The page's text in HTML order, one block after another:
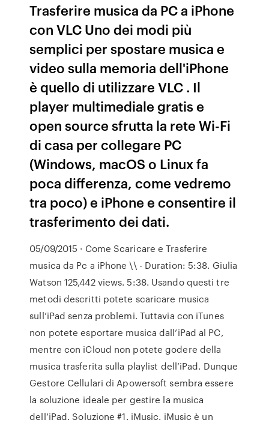
Trasferire musica da PC a iPhone
con VLC Uno dei modi più
semplici per spostare musica e
video sulla memoria dell'iPhone
è quello di utilizzare VLC . Il
player multimediale gratis e
open source sfrutta la rete Wi-Fi
di casa per collegare PC
(Windows, macOS o Linux fa
poca differenza, come vedremo
tra poco) e iPhone e consentire il
trasferimento dei dati.
05/09/2015 · Come Scaricare e Trasferire
musica da Pc a iPhone \\ - Duration: 5:38. Giulia
Watson 125,442 views. 5:38. Usando questi tre
metodi descritti potete scaricare musica
sull’iPad senza problemi. Tuttavia con iTunes
non potete esportare musica dall’iPad al PC,
mentre con iCloud non potete godere della
musica trasferita sulla playlist dell’iPad. Dunque
Gestore Cellulari di Apowersoft sembra essere
la soluzione ideale per gestire la musica
dell’iPad. Soluzione #1. iMusic. iMusic è un